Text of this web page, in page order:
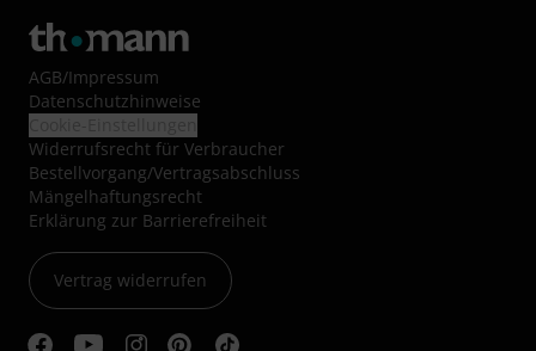
AGB/Impressum
Datenschutzhinweise
Widerrufsrecht für Verbraucher
Bestellvorgang/Vertragsabschluss
Mängelhaftungsrecht
Erklärung zur Barrierefreiheit
Vertrag widerrufen